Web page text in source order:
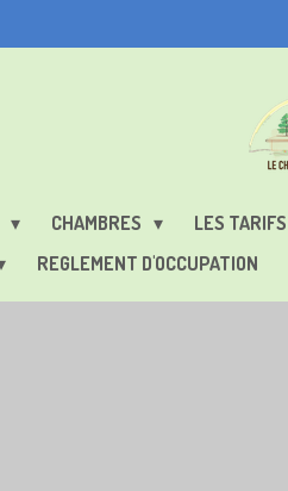
CHAMBRES LES TARIFS
REGLEMENT D'OCCUPATION